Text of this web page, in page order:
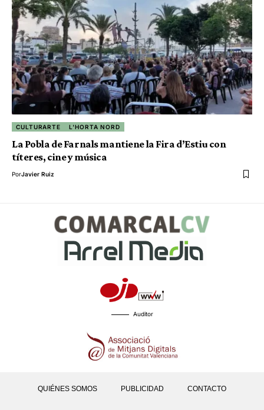
CULTURARTE L'HORTA NORD
La Pobla de Farnals mantiene la Fira d’Estiu con
títeres, cine y música
PorJavier Ruiz
Auditor
QUIÉNES SOMOS PUBLICIDAD CONTACTO